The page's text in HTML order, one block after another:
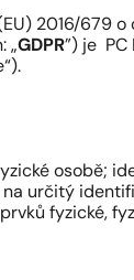
2016/679
„GDPR”) je PC
osobě;
určitý
fyzické,